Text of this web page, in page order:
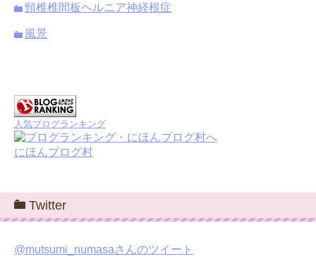
頸椎椎間板ヘルニア神経根症
風景
人気ブログランキング
にほんブログ村
Twitter
@mutsumi_numasaさんのツイート